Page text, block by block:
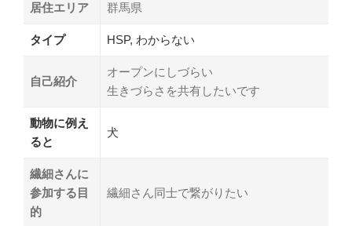
居住エリア 群馬県
タイプ HSP, わからない
自己紹介
オープンにしづらい
生きづらさを共有したいです
動物に例え
ると
犬
繊細さんに
参加する目
的
繊細さん同士で繋がりたい